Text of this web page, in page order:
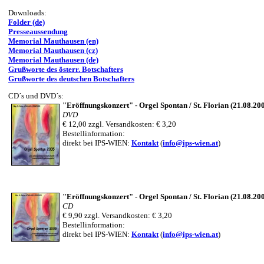
Downloads:
Folder (de)
Presseaussendung
Memorial Mauthausen (en)
Memorial Mauthausen (cz)
Memorial Mauthausen (de)
Grußworte des österr. Botschafters
Grußworte des deutschen Botschafters
CD´s und DVD´s:
"Eröffnungskonzert" - Orgel Spontan / St. Florian
DVD
€ 12,00 zzgl. Versandkosten: € 3,20
Bestellinformation:
direkt bei IPS-WIEN: Kontakt(info@ips-wien.at)
"Eröffnungskonzert" - Orgel Spontan / St. Florian
CD
€ 9,90 zzgl. Versandkosten: € 3,20
Bestellinformation:
direkt bei IPS-WIEN: Kontakt (info@ips-wien.at)